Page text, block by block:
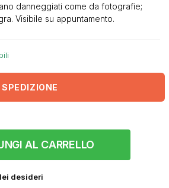
danneggiati come da fotografie;
Visibile su appuntamento.
AL CARRELLO
desideri